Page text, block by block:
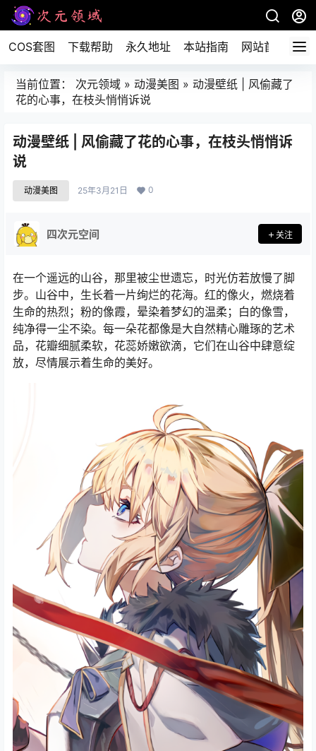
COS套图 下载帮助 永久地址 本站指南 网站首页
当前位置： 次元领域 » 动漫美图 » 动漫壁纸 | 风偷藏了
花的心事，在枝头悄悄诉说
动漫壁纸 | 风偷藏了花的心事，在枝头悄悄诉
说
动漫美图 25年3月21日 0
四次元空间 关注
在一个遥远的山谷，那里被尘世遗忘，时光仿若放慢了脚
步。山谷中，生长着一片绚烂的花海。红的像火，燃烧着
生命的热烈；粉的像霞，晕染着梦幻的温柔；白的像雪，
纯净得一尘不染。每一朵花都像是大自然精心雕琢的艺术
品，花瓣细腻柔软，花蕊娇嫩欲滴，它们在山谷中肆意绽
放，尽情展示着生命的美好。